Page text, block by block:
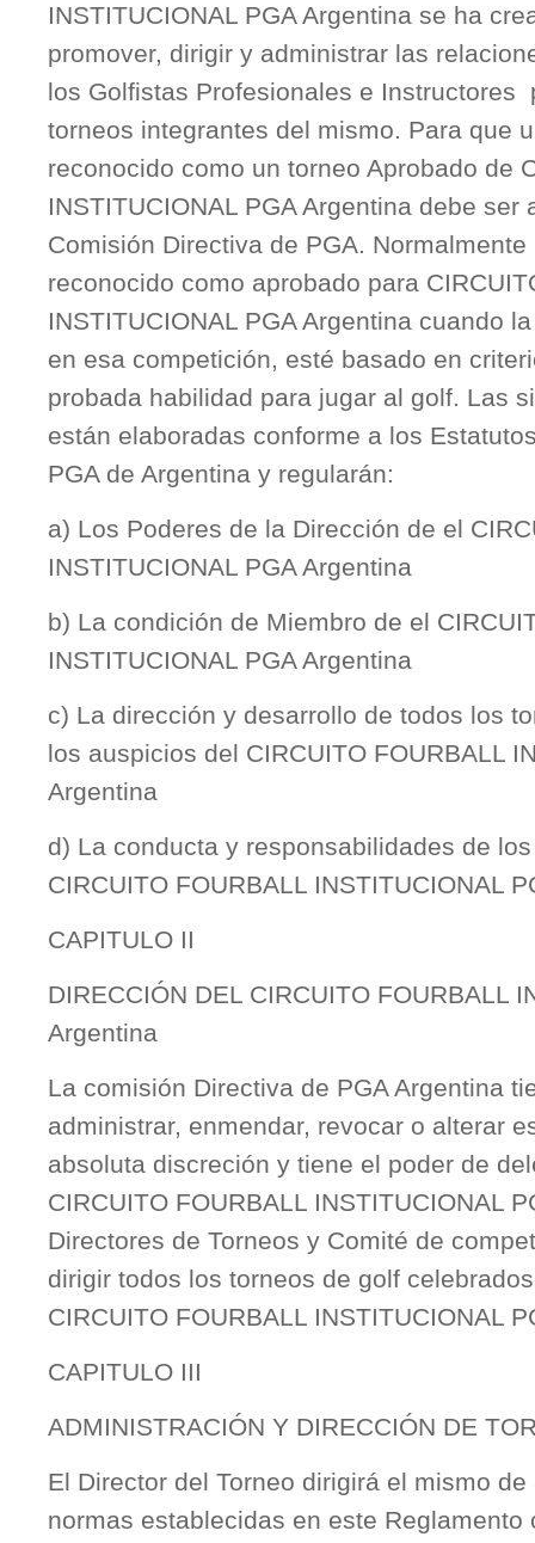
INSTITUCIONAL PGA Argentina se ha
promover, dirigir y administrar las
los Golfistas Profesionales e Instructores
torneos integrantes del mismo. Para que
reconocido como un torneo Aprobado de
INSTITUCIONAL PGA Argentina debe ser
Comisión Directiva de PGA.
reconocido como aprobado para
INSTITUCIONAL PGA Argentina cuando
en esa competición, esté basado en
probada habilidad para jugar al golf. Las
están elaboradas conforme a los
PGA de Argentina y regularán:
a) Los Poderes de la Dirección de el
INSTITUCIONAL PGA Argentina
b) La condición de Miembro de el
INSTITUCIONAL PGA Argentina
c) La dirección y desarrollo de todos los
los auspicios del CIRCUITO FOURBALL
Argentina
d) La conducta y responsabilidades de
CIRCUITO FOURBALL INSTITUCIONAL
CAPITULO II
DIRECCIÓN DEL CIRCUITO FOURBALL
Argentina
La comisión Directiva de PGA Argentina
administrar, enmendar, revocar o alterar
absoluta discreción y tiene el poder de
CIRCUITO FOURBALL INSTITUCIONAL
Directores de Torneos y Comité de
dirigir todos los torneos de golf
CIRCUITO FOURBALL INSTITUCIONAL
CAPITULO III
ADMINISTRACIÓN Y DIRECCIÓN DE
El Director del Torneo dirigirá el mismo
normas establecidas en este Reglamento